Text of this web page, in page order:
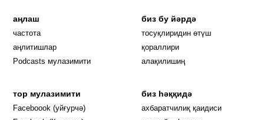
аңлаш
частота
аңлитишлар
Podcasts мулазимити
биз бу йәрдә
тосуқлиридин өтүш
қораллири
алақилишиң
тор мулазимити
Faceboook (уйғурчә) Opens in new window
биз һәққидә
ахбаратчилиқ қаидиси